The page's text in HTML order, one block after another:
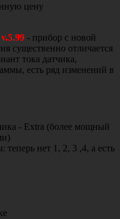
цену
- прибор с новой
существенно отличается
тока датчика,
есть ряд изменений в
- Extra (более мощный
нет 1, 2, 3 ,4, а есть